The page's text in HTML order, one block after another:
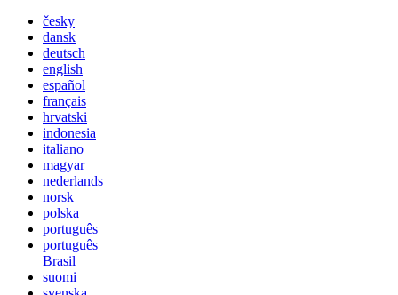
česky
dansk
deutsch
english
español
français
hrvatski
indonesia
italiano
magyar
nederlands
norsk
polska
português
português
Brasil
suomi